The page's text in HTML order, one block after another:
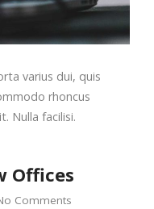
varius dui, quis
rhoncus
Nulla facilisi.
Offices
Comments